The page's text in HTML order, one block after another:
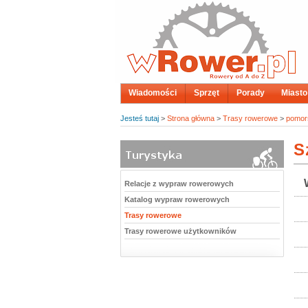
Wiadomości Sprzęt Porady Miasto
Jesteś tutaj > Strona główna > Trasy rowerowe >
Relacje z wypraw rowerowych
Katalog wypraw rowerowych
Trasy rowerowe
Trasy rowerowe użytkowników